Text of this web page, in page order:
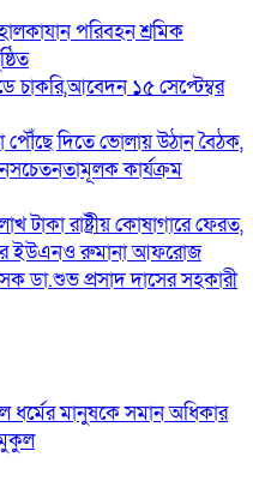
পরিবহন শ্রমিক
চাকরি,আবেদন ১৫ সেপ্টেম্বর
দিতে ভোলায় উঠান বৈঠক,
কার্যক্রম
টাকা রাষ্ট্রীয় কোষাগারে ফেরত,
ইউএনও রুমানা আফরোজ
ডা.শুভ প্রসাদ দাসের সহকারী
ধ‌র্মের মানু‌ষকে সমান অ‌ধিকার